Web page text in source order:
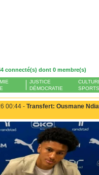
connecté(s) dont 0 membre(s)
JUSTICE
DÉMOCRATIE
SPORTS
00:44 - Transfert: Ousmane